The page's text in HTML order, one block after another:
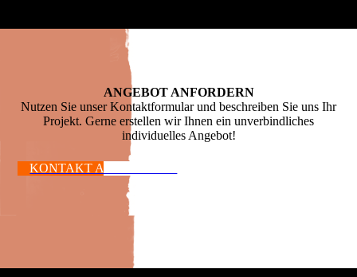
ANGEBOT ANFORDERN
Nutzen Sie unser Kontaktformular und beschreiben Sie uns Ihr
Projekt. Gerne erstellen wir Ihnen ein unverbindliches
individuelles Angebot!
KONTAKT AUFNEHMEN